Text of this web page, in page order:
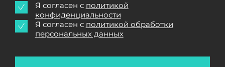
Я согласен с политикой
конфиденциальности
Я согласен с политикой обработки
персональных данных